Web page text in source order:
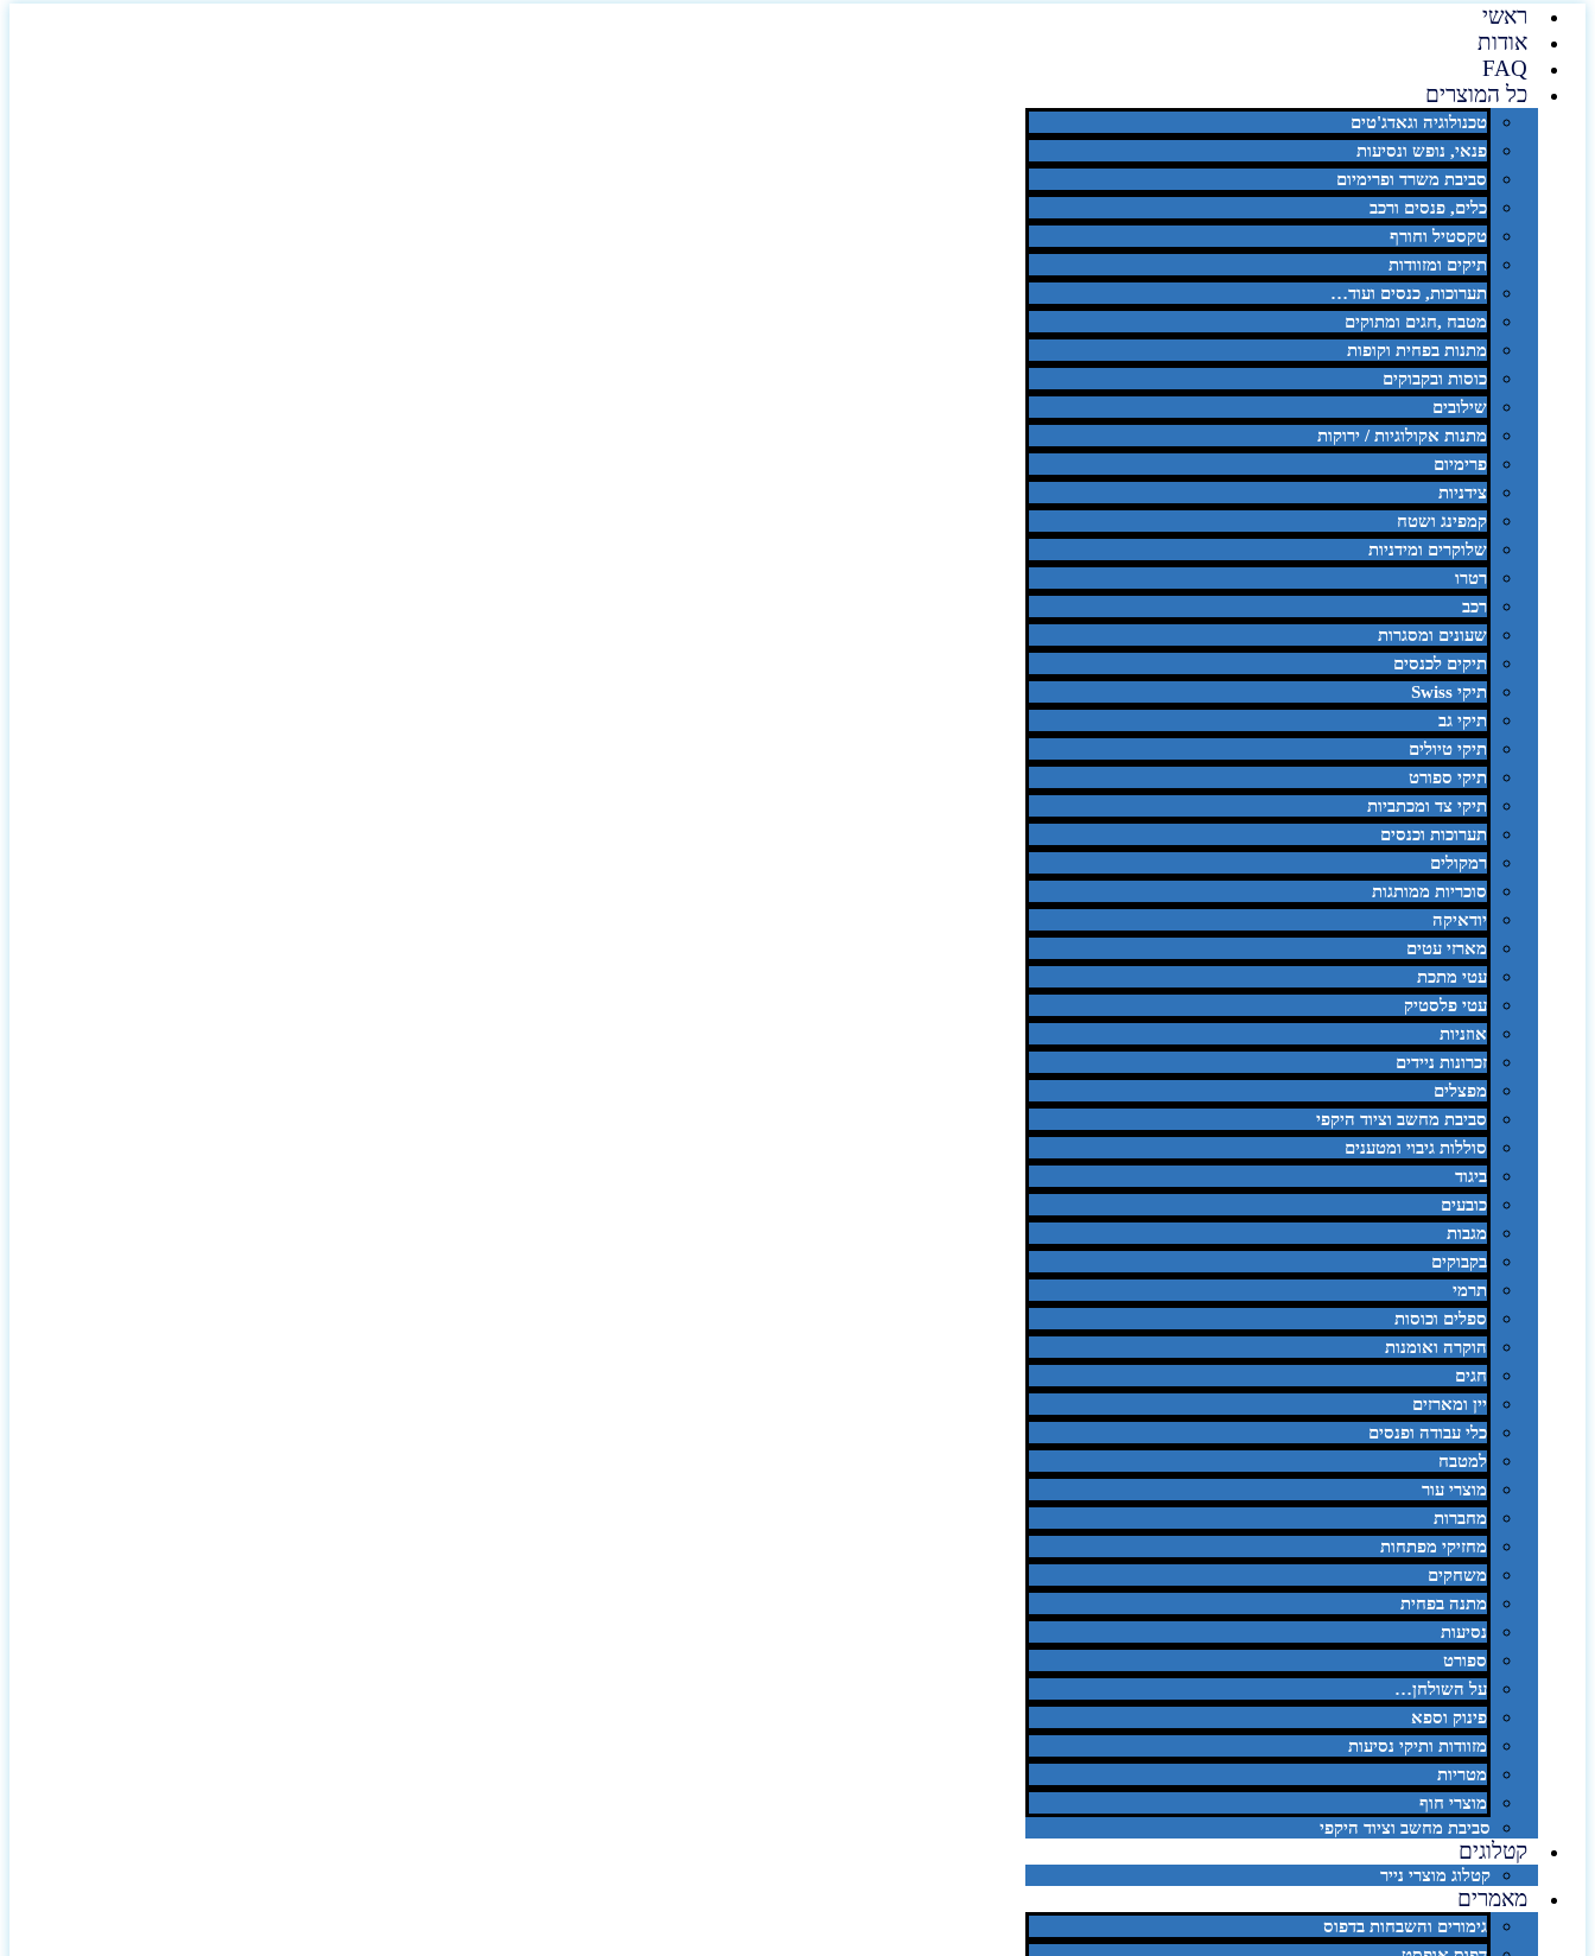
ראשי
אודות
FAQ
כל המוצרים
טכנולוגיה וגאדג'טים
פנאי, נופש ונסיעות
סביבת משרד ופרימיום
כלים, פנסים ורכב
טקסטיל וחורף
תיקים ומזוודות
תערוכות, כנסים ועוד…
מטבח ,חגים ומתוקים
מתנות בפחית וקופות
כוסות ובקבוקים
שילובים
מתנות אקולוגיות / ירוקות
פרימיום
צידניות
קמפינג ושטח
שלוקרים ומידניות
רטרו
רכב
שעונים ומסגרות
תיקים לכנסים
תיקי Swiss
תיקי גב
תיקי טיולים
תיקי ספורט
תיקי צד ומכתביות
תערוכות וכנסים
רמקולים
סוכריות ממותגות
יודאיקה
מארזי עטים
עטי מתכת
עטי פלסטיק
אוזניות
זכרונות ניידים
מפצלים
סביבת מחשב וציוד היקפי
סוללות גיבוי ומטענים
ביגוד
כובעים
מגבות
בקבוקים
תרמי
ספלים וכוסות
הוקרה ואומנות
חגים
יין ומארזים
כלי עבודה ופנסים
למטבח
מוצרי עור
מחברות
מחזיקי מפתחות
משחקים
מתנה בפחית
נסיעות
ספורט
על השולחן…
פינוק וספא
מזוודות ותיקי נסיעות
מטריות
מוצרי חוף
סביבת מחשב וציוד היקפי
קטלוגים
קטלוג מוצרי נייר
מאמרים
גימורים והשבחות בדפוס